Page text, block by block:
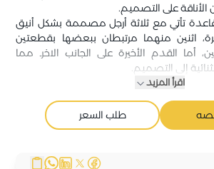
على التصميم.
تأتي مع ثلاثة أرجل مصممة بشكل أنيق
اثنين منهما مرتبطان ببعضها بقطعتين
أما القدم الأخيرة على الجانب الاخرـ مما
إلى التصميم.
اقرأ المزيد
طلب السعر